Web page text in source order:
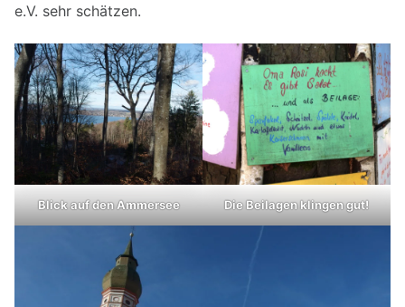
e.V. sehr schätzen.
Blick auf den Ammersee Die Beilagen klingen gut!